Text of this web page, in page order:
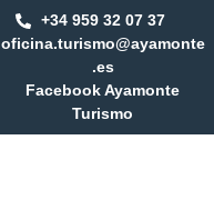
+34 959 32 07 37
oficina.turismo@ayamonte
.es
Facebook Ayamonte
Turismo